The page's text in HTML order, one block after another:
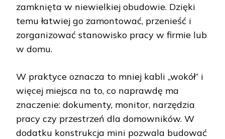
zamknięta w niewielkiej obudowie. Dzięki
temu łatwiej go zamontować, przenieść i
zorganizować stanowisko pracy w firmie lub
w domu.
W praktyce oznacza to mniej kabli „wokół” i
więcej miejsca na to, co naprawdę ma
znaczenie: dokumenty, monitor, narzędzia
pracy czy przestrzeń dla domowników. W
dodatku konstrukcja mini pozwala budować